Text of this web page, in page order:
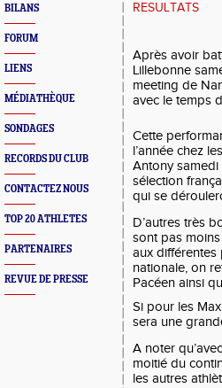
BILANS
FORUM
LIENS
MÉDIATHÈQUE
SONDAGES
RECORDS DU CLUB
CONTACTEZ NOUS
TOP 20 ATHLETES
PARTENAIRES
REVUE DE PRESSE
RESULTATS
Après avoir
Lillebonne
meeting de
avec le temps
Cette
l’année chez
Antony
sélection
qui se
D’autres très
sont pas
aux différentes
nationale, on
Pacéen ainsi
Si pour les
sera une
A noter
moitié du
les autres